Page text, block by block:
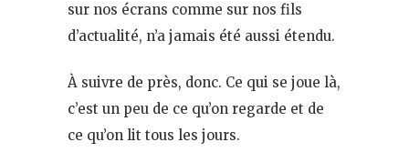
sur nos écrans comme sur nos fils
d’actualité, n’a jamais été aussi étendu.
À suivre de près, donc. Ce qui se joue là,
c’est un peu de ce qu’on regarde et de
ce qu’on lit tous les jours.